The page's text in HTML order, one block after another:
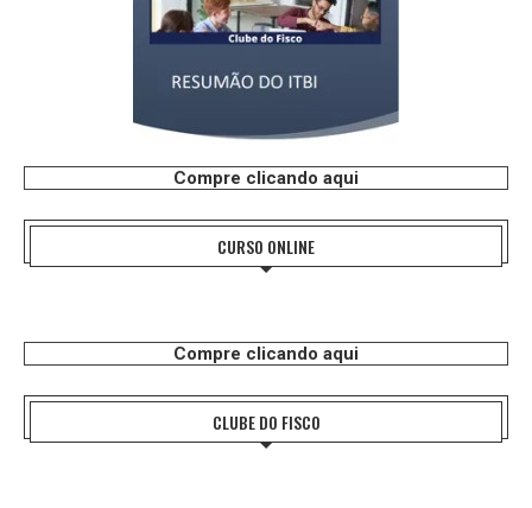
Compre clicando aqui
CURSO ONLINE
Compre clicando aqui
CLUBE DO FISCO